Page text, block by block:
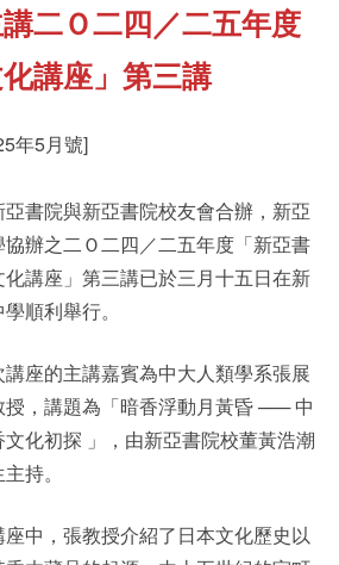
二Ｏ二四／二五年度
化講座」第三講
年5月號]
亞書院與新亞書院校友會合辦，新亞
協辦之二Ｏ二四／二五年度「新亞書
化講座」第三講已於三月十五日在新
順利舉行。
講座的主講嘉賓為中大人類學系張展
授，講題為「暗香浮動月黃昏 —─ 中
文化初探 」，由新亞書院校董黃浩潮
持。
座中，張教授介紹了日本文化歷史以